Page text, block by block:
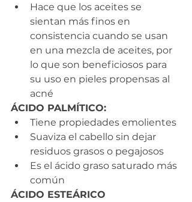
Hace que los aceites se
sientan más finos en
consistencia cuando se usan
en una mezcla de aceites, por
lo que son beneficiosos para
su uso en pieles propensas al
acné
ÁCIDO PALMÍTICO:
Tiene propiedades emolientes
Suaviza el cabello sin dejar
residuos grasos o pegajosos
Es el ácido graso saturado más
común
ÁCIDO ESTEÁRICO